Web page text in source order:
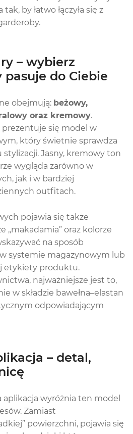
by łatwo łączyła się z
– wybierz
do Ciebie
obejmują: beżowy,
oraz kremowy.
prezentuje się model w
który świetnie sprawdza
stylizacji. Jasny, kremowy ton
wygląda zarówno w
jak i w bardziej
outfitach.
pojawia się także
„makadamia” oraz kolorze
na sposób
systemie magazynowym lub
etykiety produktu.
najważniejsze jest to,
w składzie bawełna–elastan
odpowiadającym
– detal,
aplikacja wyróżnia ten model
Zamiast
powierzchni, pojawia się